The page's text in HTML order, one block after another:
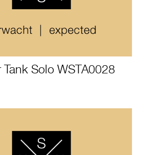
Tank Solo WSTA0028